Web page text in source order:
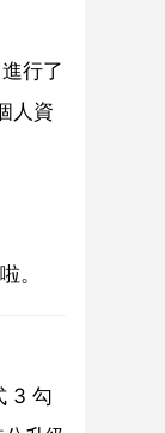
行了
人資
。
3 勾